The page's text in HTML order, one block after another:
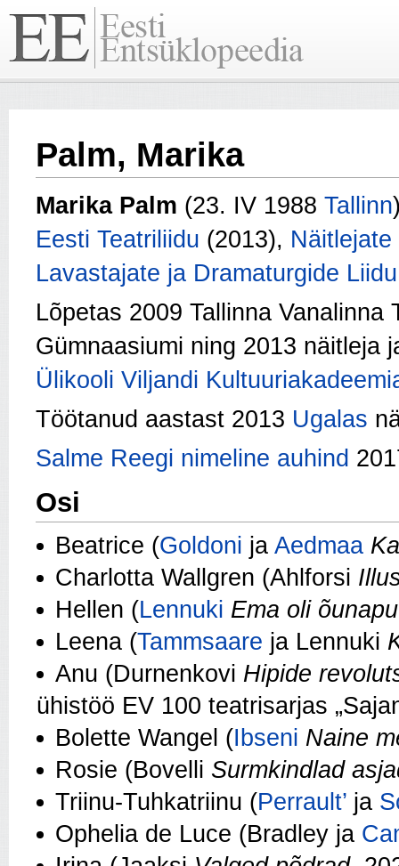
Palm, Marika
Marika Palm (23. IV 1988 Tallinn
Eesti Teatriliidu (2013), Näitlejate
Lavastajate ja Dramaturgide Liidu
Lõpetas 2009 Tallinna Vanalinna
Gümnaasiumi ning 2013 näitleja
Ülikooli Viljandi
Töötanud aastast 2013 Ugalas
Salme Reegi nimeline auhind
Osi
Beatrice (Goldoni ja Aedmaa
Charlotta Wallgren (Ahlforsi
Hellen (Lennuki Ema oli
Leena (Tammsaare ja Lennuki
Anu (Durnenkovi Hipide
ühistöö EV 100 teatrisarjas
Bolette Wangel (Ibseni Naine
Rosie (Bovelli Surmkindlad
Triinu-Tuhkatriinu (Perrault’ ja
Ophelia de Luce (Bradley ja